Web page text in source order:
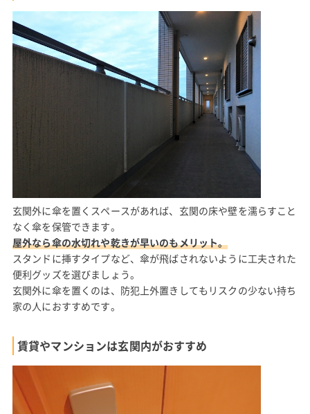
玄関外に傘を置くスペースがあれば、玄関の床や壁を濡らすこと
なく傘を保管できます。
屋外なら傘の水切れや乾きが早いのもメリット。
スタンドに挿すタイプなど、傘が飛ばされないように工夫された
便利グッズを選びましょう。
玄関外に傘を置くのは、防犯上外置きしてもリスクの少ない持ち
家の人におすすめです。
賃貸やマンションは玄関内がおすすめ